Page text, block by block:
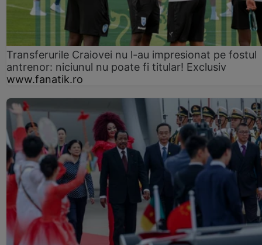
Transferurile Craiovei nu l-au impresionat pe fostul
antrenor: niciunul nu poate fi titular! Exclusiv
www.fanatik.ro